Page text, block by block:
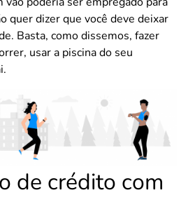
quer dizer que você deve deixar
Basta, como dissemos, fazer
usar a piscina do seu
de crédito com